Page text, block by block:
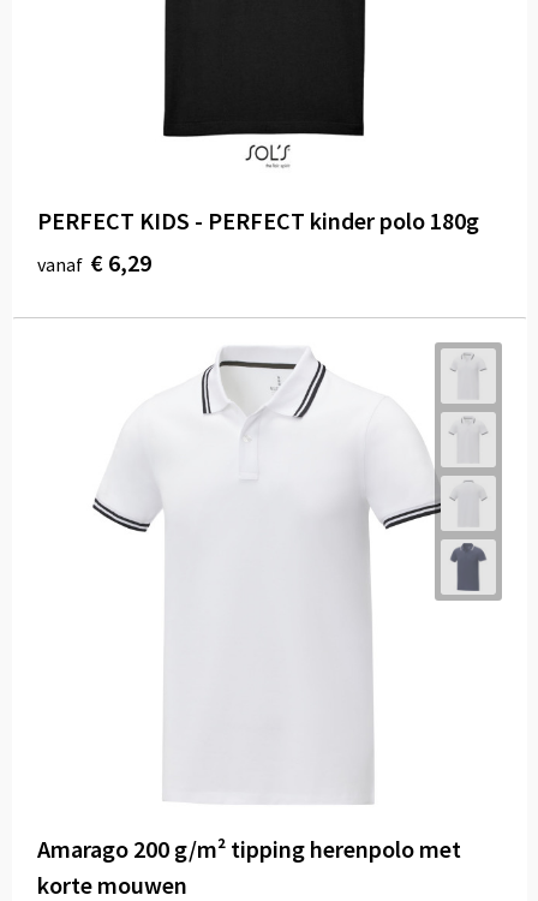
PERFECT KIDS - PERFECT kinder polo 180g
vanaf € 6,29
Amarago 200 g/m² tipping herenpolo met
korte mouwen